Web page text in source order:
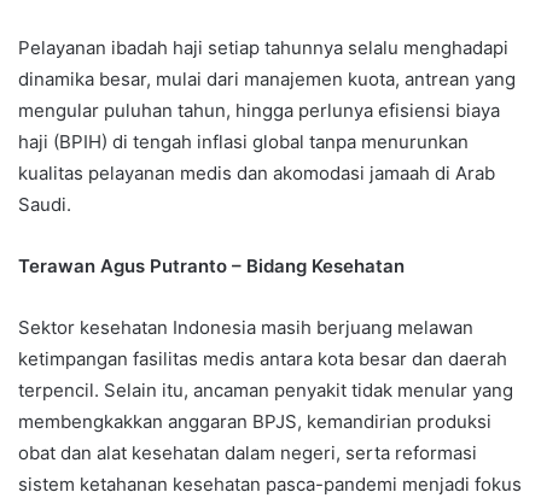
Pelayanan ibadah haji setiap tahunnya selalu menghadapi
dinamika besar, mulai dari manajemen kuota, antrean yang
mengular puluhan tahun, hingga perlunya efisiensi biaya
haji (BPIH) di tengah inflasi global tanpa menurunkan
kualitas pelayanan medis dan akomodasi jamaah di Arab
Saudi.
Terawan Agus Putranto – Bidang Kesehatan
Sektor kesehatan Indonesia masih berjuang melawan
ketimpangan fasilitas medis antara kota besar dan daerah
terpencil. Selain itu, ancaman penyakit tidak menular yang
membengkakkan anggaran BPJS, kemandirian produksi
obat dan alat kesehatan dalam negeri, serta reformasi
sistem ketahanan kesehatan pasca-pandemi menjadi fokus